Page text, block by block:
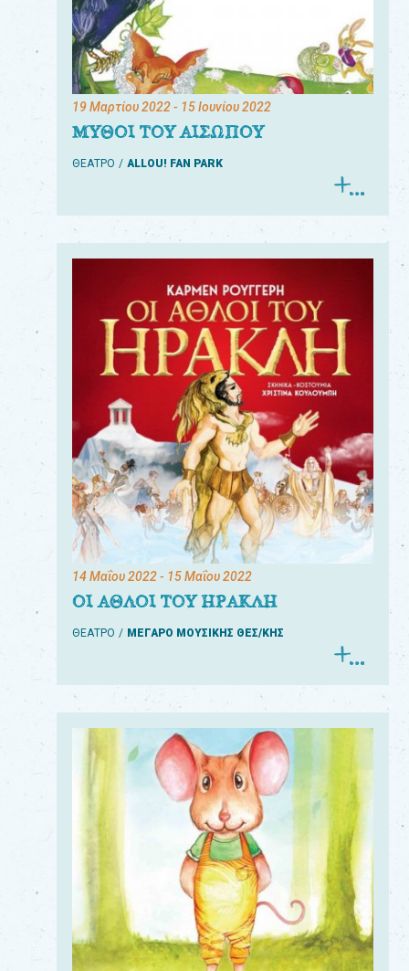
19 Μαρτίου 2022- 15 Ιουνίου 2022
ΜΥΘΟΙ ΤΟΥ ΑΙΣΩΠΟΥ
ΘΕΑΤΡΟ ALLOU! FAN PARK
14 Μαΐου 2022- 15 Μαΐου 2022
ΟΙ ΑΘΛΟΙ ΤΟΥ ΗΡΑΚΛΗ
ΘΕΑΤΡΟ ΜΕΓΑΡΟ ΜΟΥΣΙΚΗΣ ΘΕΣ/ΚΗΣ